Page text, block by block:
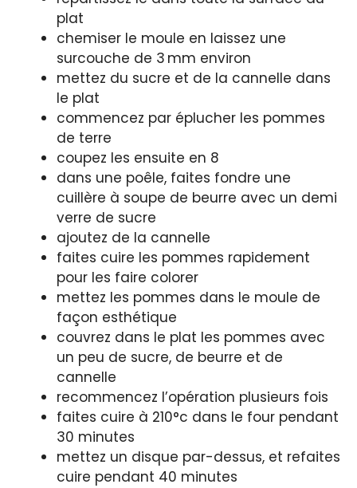
plat
chemiser le moule en laissez une
surcouche de 3 mm environ
mettez du sucre et de la cannelle dans
le plat
commencez par éplucher les pommes
de terre
coupez les ensuite en 8
dans une poêle, faites fondre une
cuillère à soupe de beurre avec un demi
verre de sucre
ajoutez de la cannelle
faites cuire les pommes rapidement
pour les faire colorer
mettez les pommes dans le moule de
façon esthétique
couvrez dans le plat les pommes avec
un peu de sucre, de beurre et de
cannelle
recommencez l’opération plusieurs fois
faites cuire à 210°c dans le four pendant
30 minutes
mettez un disque par-dessus, et refaites
cuire pendant 40 minutes